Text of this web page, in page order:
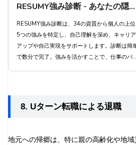
RESUMY強み診断 - あなたの隠れ
た強みを発見し、キャリアアップ
を実現しよう
RESUMY強み診断は、34の資質から個人の上位
5つの強みを特定し、自己理解を深め、キャリア
アップや自己実現をサポートします。診断は簡
で数分で完了。強みを活かすことで、仕事のパフ
レンジし、あなたの可能性を最大限に引き出しま
しょう。
8. Uターン転職による退職
地元への帰郷は、特に親の高齢化や地域